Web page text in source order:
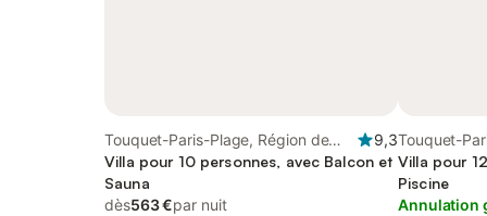
Touquet-Paris-Plage, Région de
Montreuil
9,3
Villa pour 10 personnes, avec Balcon et
Sauna
dès563 €par nuit
Touquet-
Montreuil
Villa pour
Piscine
Annulation